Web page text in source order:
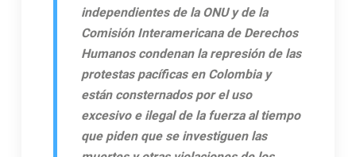
independientes de la ONU y de la
Comisión Interamericana de Derechos
Humanos condenan la represión de las
protestas pacíficas en Colombia y
están consternados por el uso
excesivo e ilegal de la fuerza al tiempo
que piden que se investiguen las